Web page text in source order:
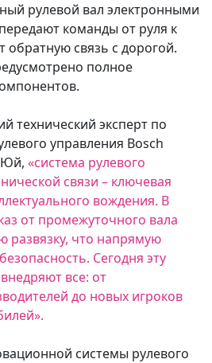
рулевой вал электронными
команды от руля к
обратную связь с дорогой.
полное
технический эксперт по
управления Bosch
Юй, «система рулевого
связи – ключевая
вождения. В
от промежуточного вала
развязку, что напрямую
Сегодня эту
все: от
до новых игроков
системы рулевого